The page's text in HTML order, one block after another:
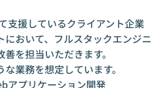
支援しているクライアント企業
において、フルスタックエンジニ
を担当いただきます。
業務を想定しています。
アプリケーション開発